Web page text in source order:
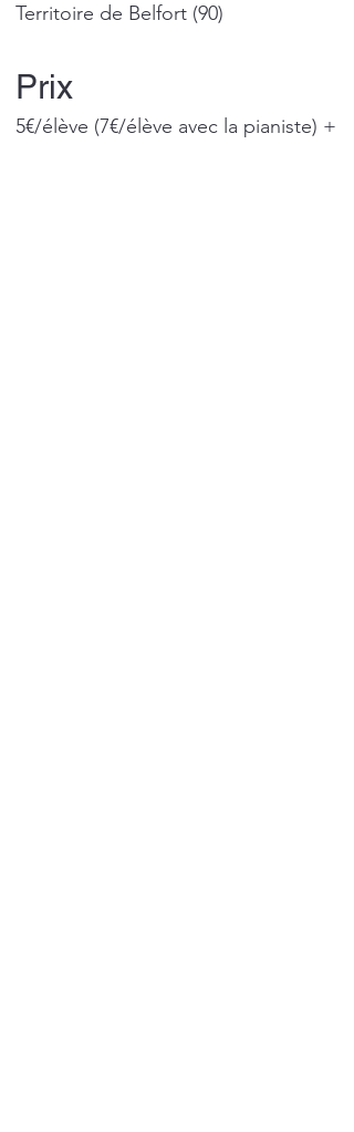
Territoire de Belfort (90)
Prix
5€/élève (7€/élève avec la pianiste) +